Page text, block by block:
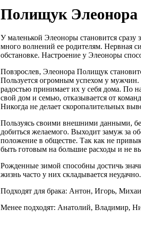
Полищук Элеонора
У маленькой Элеоноры становится
много волнений ее родителям. Нервная
обстановке. Настроение у Элеоноры
Повзрослев, Элеонора Полищук
Пользуется огромным успехом у
радостью принимает их у себя дома. По
свой дом и семью, отказывается от
Никогда не делает скоропалительных
Пользуясь своими внешними данными,
добиться желаемого. Выходит замуж за
положение в обществе. Так как не
быть готовым на большие расходы и не
Рожденные зимой способны достичь
жизнь часто у них складывается неудачно.
Подходят для брака: Антон, Игорь,
Менее подходят: Анатолий, Владимир,